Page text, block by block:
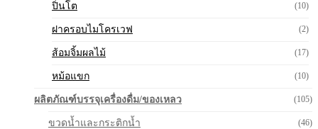
ปิ่นโต (10)
ฝาครอบไมโครเวฟ (2)
ส้อมจิ้มผลไม้ (17)
หม้อแขก (10)
ผลิตภัณฑ์บรรจุเครื่องดื่ม/ของเหลว (105)
ขวดน้ำและกระติกน้ำ (46)